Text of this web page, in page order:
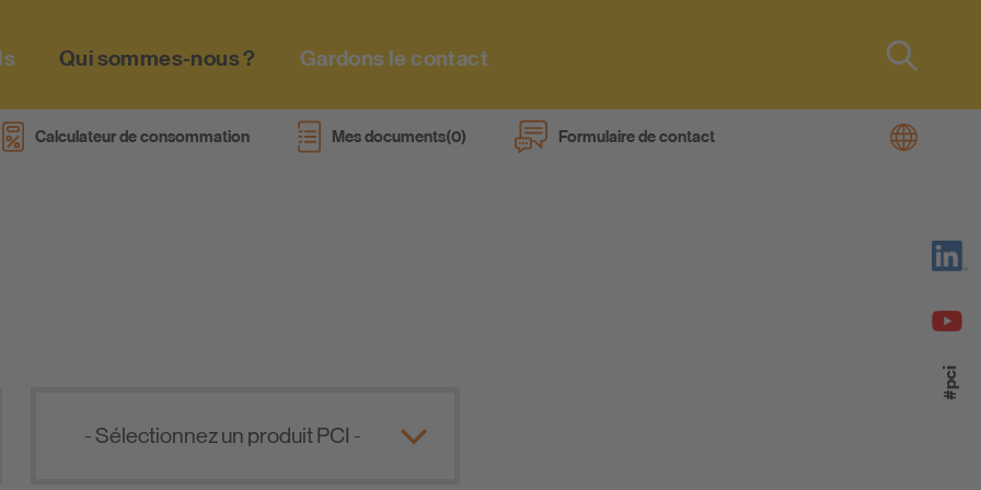
Planning
Qui sommes-nous ? Gardons le contact
more
characters
for results.
Calculateur de consommation Mes documents Formulaire de contact
- Sélectionnez un produit PCI -
#pci